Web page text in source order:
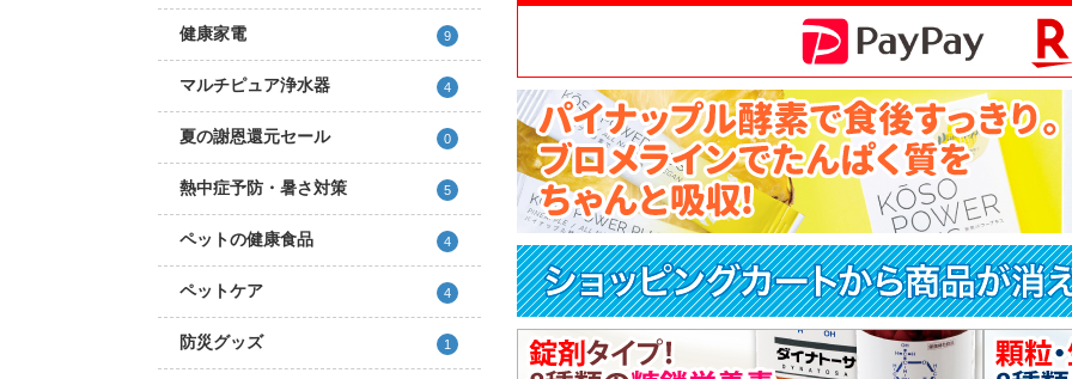
健康家電 9
マルチピュア浄水器 4
夏の謝恩還元セール 0
熱中症予防・暑さ対策 5
ペットの健康食品 4
ペットケア 4
防災グッズ 1